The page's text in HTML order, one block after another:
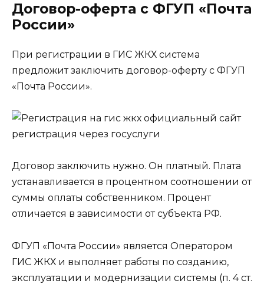
Договор-оферта с ФГУП «Почта
России»
При регистрации в ГИС ЖКХ система
предложит заключить договор-оферту с ФГУП
«Почта России».
Договор заключить нужно. Он платный. Плата
устанавливается в процентном соотношении от
суммы оплаты собственником. Процент
отличается в зависимости от субъекта РФ.
ФГУП «Почта России» является Оператором
ГИС ЖКХ и выполняет работы по созданию,
эксплуатации и модернизации системы (п. 4 ст.